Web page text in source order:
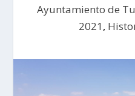
Ayuntamiento de
2021,